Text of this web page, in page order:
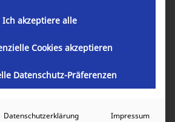
Ich akzeptiere alle
Cookies akzeptieren
Datenschutz-Präferenzen
Datenschutzerklärung Impressum